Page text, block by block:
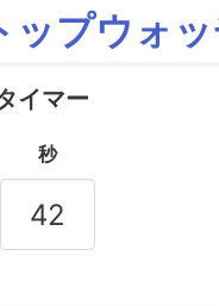
ップウォ
イマー
秒